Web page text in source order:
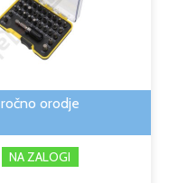
ročno orodje
NA ZALOGI